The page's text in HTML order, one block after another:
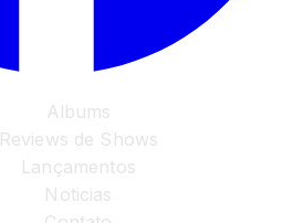
Albums
Reviews de Shows
Lançamentos
Noticias